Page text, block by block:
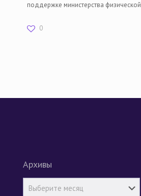
поддержке министерства физической
0
Архивы